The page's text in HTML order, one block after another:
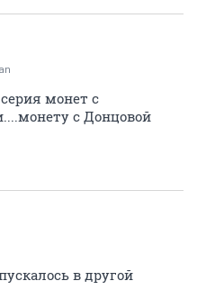
монет с
с Донцовой
в другой